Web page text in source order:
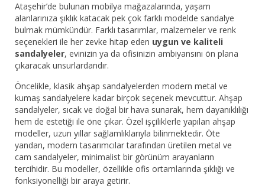
Ataşehir’de bulunan mobilya mağazalarında, yaşam
alanlarınıza şıklık katacak pek çok farklı modelde sandalye
bulmak mümkündür. Farklı tasarımlar, malzemeler ve renk
seçenekleri ile her zevke hitap eden uygun ve kaliteli
sandalyeler, evinizin ya da ofisinizin ambiyansını ön plana
çıkaracak unsurlardandır.
Öncelikle, klasik ahşap sandalyelerden modern metal ve
kumaş sandalyelere kadar birçok seçenek mevcuttur. Ahşap
sandalyeler, sıcak ve doğal bir hava sunarak, hem dayanıklılığı
hem de estetiği ile öne çıkar. Özel işçiliklerle yapılan ahşap
modeller, uzun yıllar sağlamlıklarıyla bilinmektedir. Öte
yandan, modern tasarımcılar tarafından üretilen metal ve
cam sandalyeler, minimalist bir görünüm arayanların
tercihidir. Bu modeller, özellikle ofis ortamlarında şıklığı ve
fonksiyonelliği bir araya getirir.